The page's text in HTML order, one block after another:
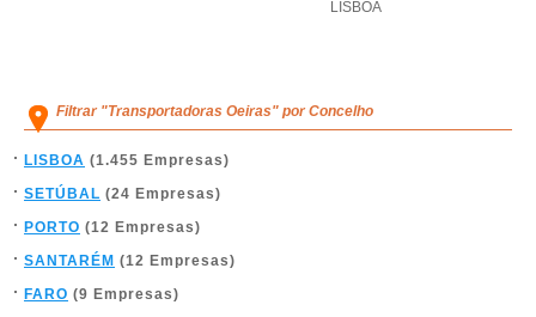
LISBOA
Filtrar "Transportadoras Oeiras" por Concelho
LISBOA (1.455 Empresas)
SETÚBAL (24 Empresas)
PORTO (12 Empresas)
SANTARÉM (12 Empresas)
FARO (9 Empresas)